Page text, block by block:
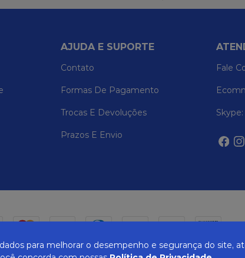
AJUDA E SUPORTE
Contato
Formas De Pagamento
Trocas E Devoluções
Prazos E Envio
Fale
para melhorar o desempenho e segurança do site,